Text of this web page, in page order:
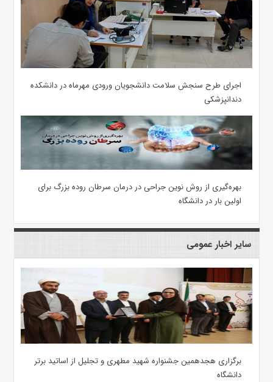
اجرای طرح سنجش سلامت دانشجویان ورودی مهرماه در دانشکده
دندانپزشکی
بهره‌گیری از روش نوین جراحی در درمان سرطان روده بزرگ برای
اولین بار در دانشگاه
سایر اخبار عمومی
برگزاری هجدهمین جشنواره شهید مطهری و تجلیل از اساتید برتر
دانشگاه